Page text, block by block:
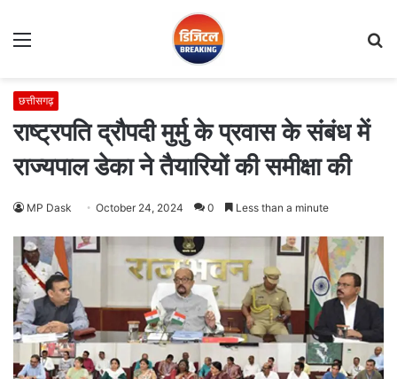
Menu
छत्तीसगढ़
राष्ट्रपति द्रौपदी मुर्मु के प्रवास के संबंध में
राज्यपाल डेका ने तैयारियों की समीक्षा की
MP Dask October 24, 2024 0 Less than a minute